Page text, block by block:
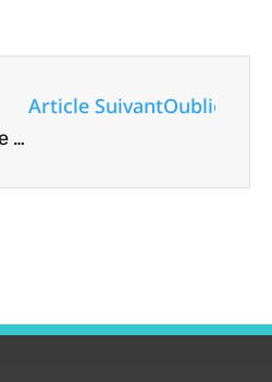
L’outil de piratage éthique RedTiger est utilisé pour voler les données du navigateur et de Discord – Comment rester en sécurité
Article SuivantOubliez